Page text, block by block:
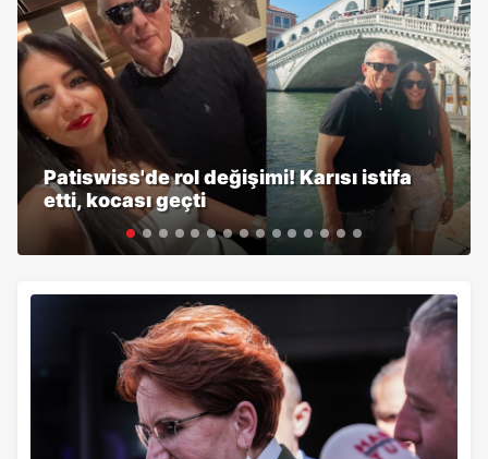
Patiswiss'de rol değişimi! Karısı istifa
etti, kocası geçti